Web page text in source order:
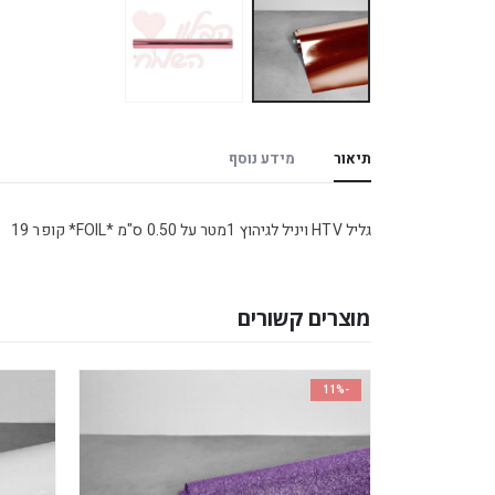
תיאור מידע נוסף
גליל HTV ויניל לגיהוץ 1מטר על 0.50 ס"מ *FOIL* קופר 19
מוצרים קשורים
-11%